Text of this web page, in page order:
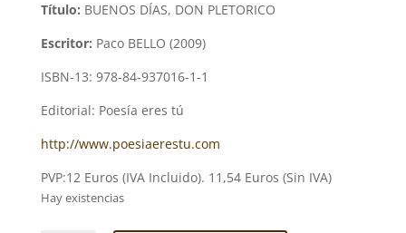
Título: BUENOS DÍAS, DON PLETORICO
Escritor: Paco BELLO (2009)
ISBN-13: 978-84-937016-1-1
Editorial: Poesía eres tú
http://www.poesiaerestu.com
PVP:12 Euros (IVA Incluido). 11,54 Euros (Sin IVA)
Hay existencias